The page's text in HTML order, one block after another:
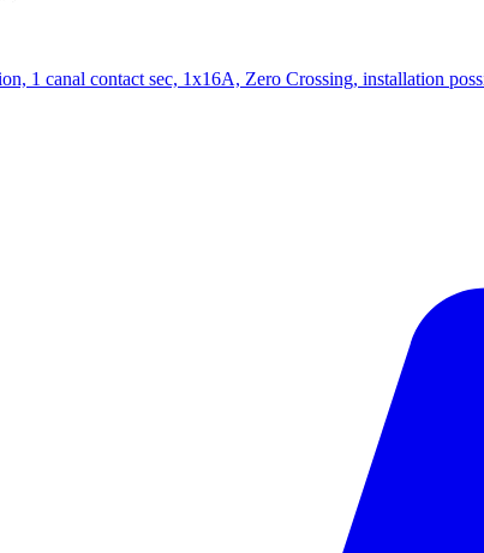
1 canal contact sec, 1x16A, Zero Crossing, installation